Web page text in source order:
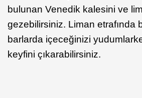
bulunan Venedik kalesini ve
gezebilirsiniz. Liman etrafında
barlarda içeceğinizi
keyfini çıkarabilirsiniz.